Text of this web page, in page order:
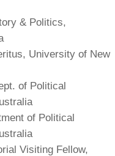
& Politics,
University of New
of Political
of Political
Visiting Fellow,